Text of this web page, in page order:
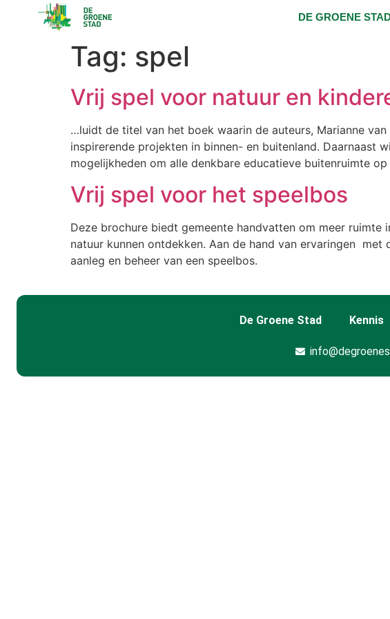
DE GROENE
Tag: spel
Vrij spel voor natuur en
…luidt de titel van het boek waarin de auteurs, Marianne
inspirerende projekten in binnen- en buitenland. Daarnaast
mogelijkheden om alle denkbare educatieve buitenruimte
Vrij spel voor het speelbos
Deze brochure biedt gemeente handvatten om meer
natuur kunnen ontdekken. Aan de hand van ervaringen
aanleg en beheer van een speelbos.
De Groene Stad Kennis